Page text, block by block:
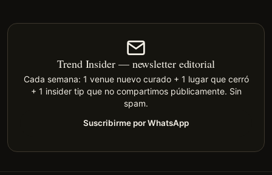
Trend Insider — newsletter editorial
Cada semana: 1 venue nuevo curado + 1 lugar que cerró
+ 1 insider tip que no compartimos públicamente. Sin
spam.
Suscribirme por WhatsApp